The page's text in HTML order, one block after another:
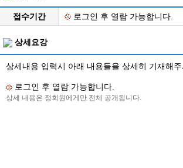
접수기간 로그인 후 열람 가능합니다.
상세요강
상세내용 입력시 아래 내용들을 상세히 기재해주
로그인 후 열람 가능합니다.
상세 내용은 정회원에게만 전체 공개됩니다.